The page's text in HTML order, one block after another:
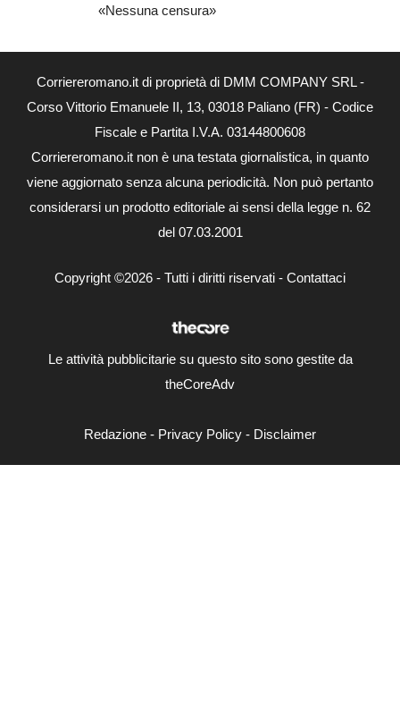
«Nessuna censura»
Corriereromano.it di proprietà di DMM COMPANY SRL -
Corso Vittorio Emanuele II, 13, 03018 Paliano (FR) - Codice
Fiscale e Partita I.V.A. 03144800608
Corriereromano.it non è una testata giornalistica, in quanto
viene aggiornato senza alcuna periodicità. Non può pertanto
considerarsi un prodotto editoriale ai sensi della legge n. 62
del 07.03.2001
Copyright ©2026 - Tutti i diritti riservati - Contattaci
Le attività pubblicitarie su questo sito sono gestite da
theCoreAdv
Redazione - Privacy Policy - Disclaimer